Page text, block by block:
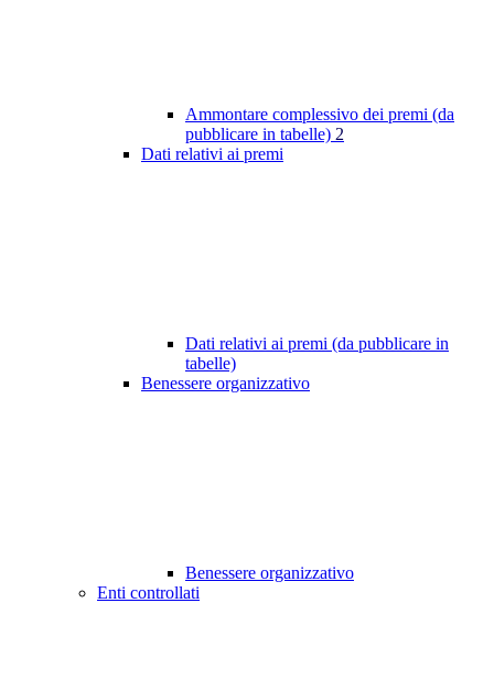
Ammontare complessivo dei premi (da
pubblicare in tabelle) 2
Dati relativi ai premi
Dati relativi ai premi (da pubblicare in
tabelle)
Benessere organizzativo
Benessere organizzativo
Enti controllati